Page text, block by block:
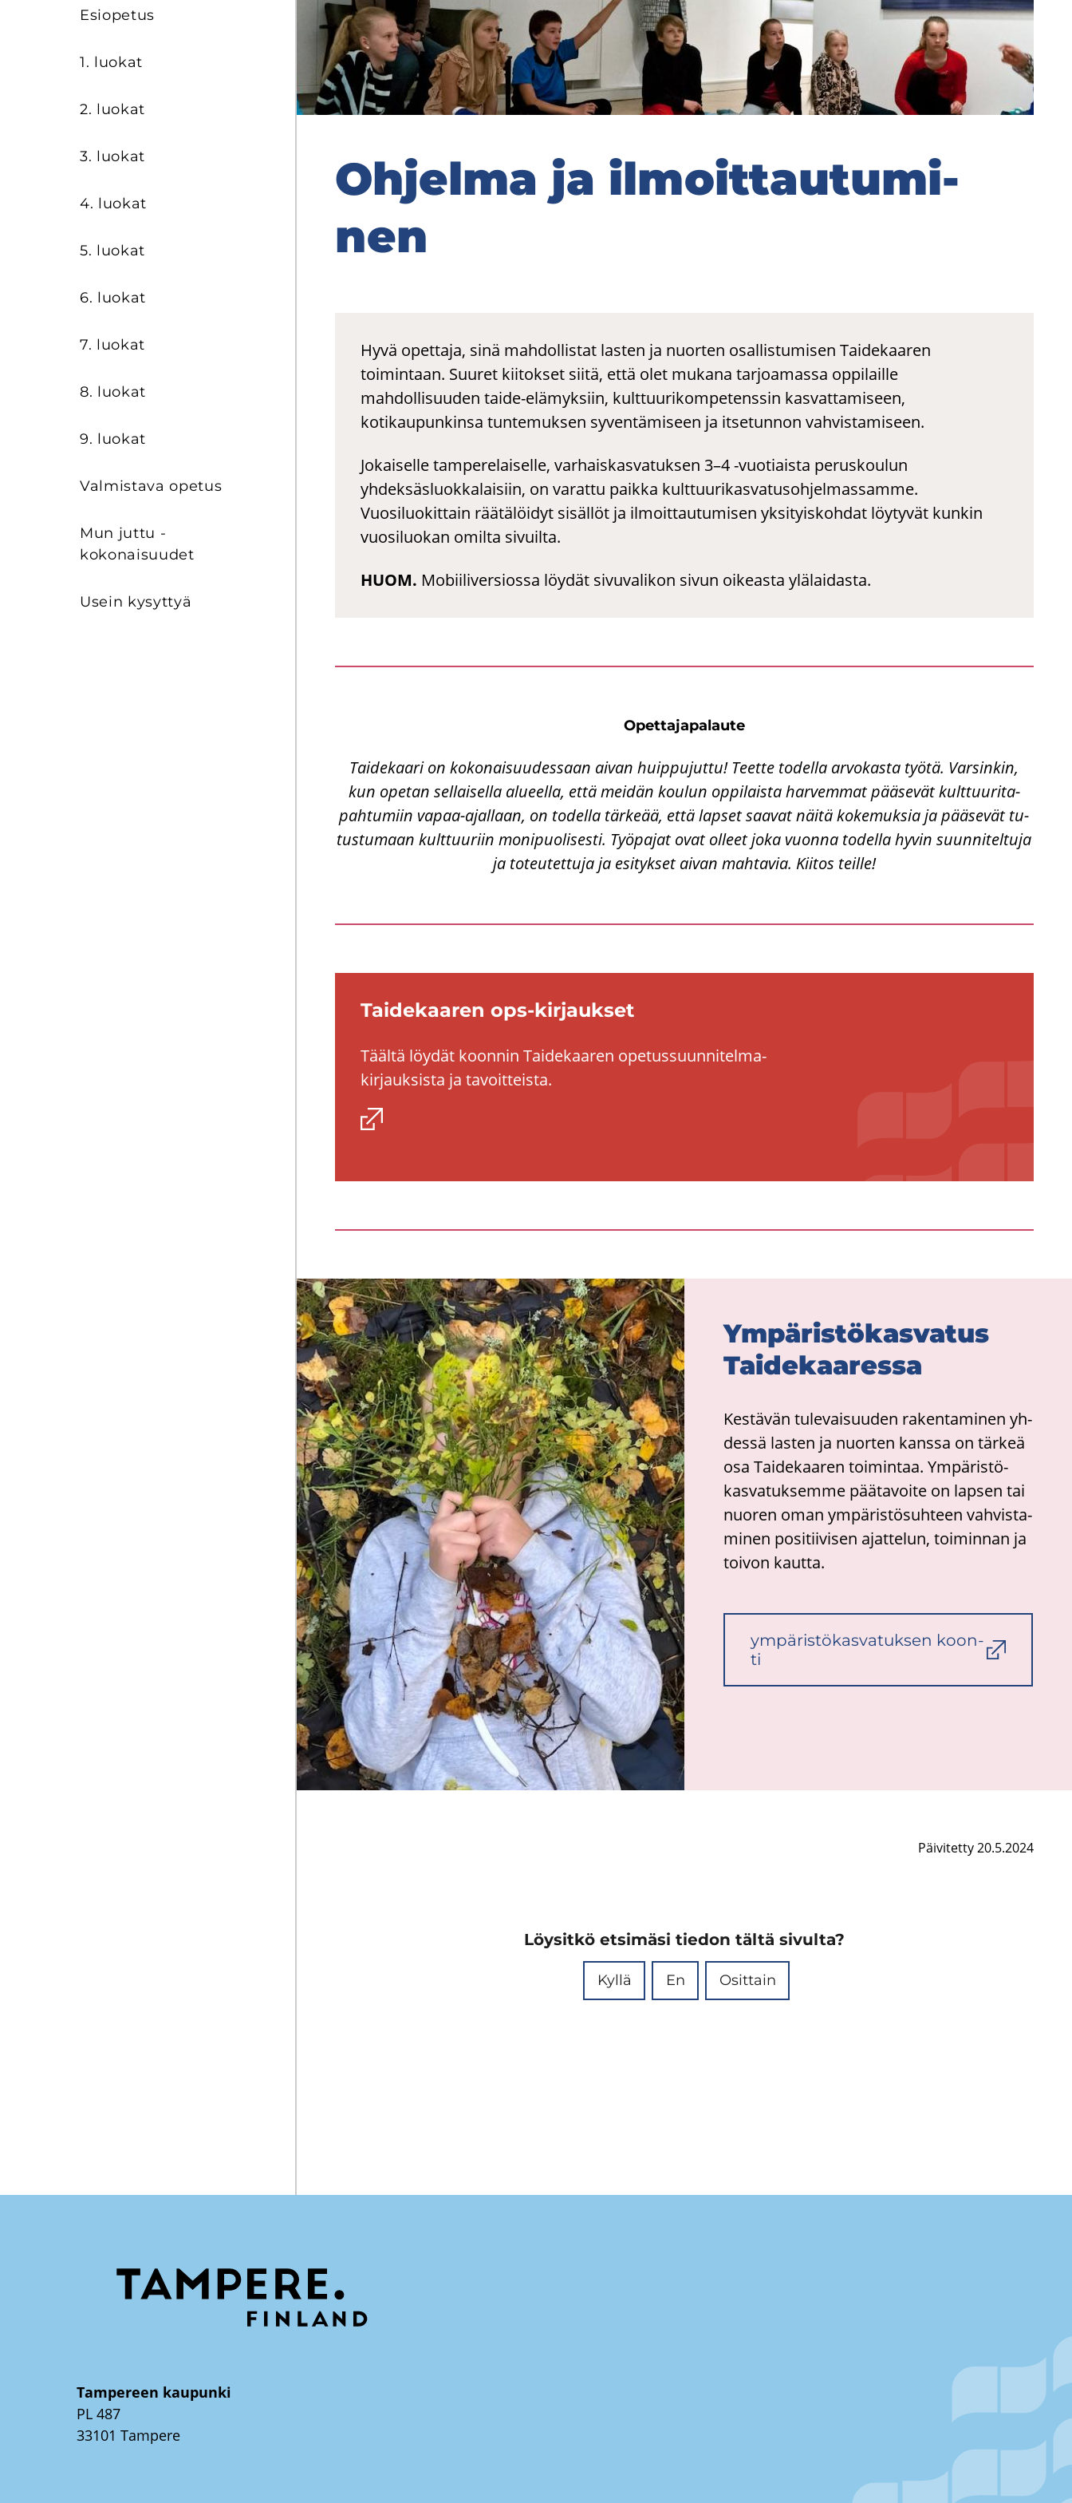
Esio­pe­tus
1. luo­kat
2. luo­kat
3. luo­kat
4. luo­kat
5. luo­kat
6. luo­kat
7. luo­kat
8. luo­kat
9. luo­kat
Val­mis­ta­va ope­tus
Mun juttu -​
kokonaisuudet
Usein ky­syt­tyä
Oh­jel­ma ja il­moit­tau­tu­mi­
nen
Hyvä opettaja, sinä mahdollistat lasten ja nuorten osallistumisen Taidekaaren
toimintaan. Suuret kiitokset siitä, että olet mukana tarjoamassa oppilaille
mahdollisuuden taide-elämyksiin, kulttuurikompetenssin kasvattamiseen,
kotikaupunkinsa tuntemuksen syventämiseen ja itsetunnon vahvistamiseen.
Jokaiselle tamperelaiselle, varhaiskasvatuksen 3–4 -vuotiaista peruskoulun
yhdeksäsluokkalaisiin, on varattu paikka kulttuurikasvatusohjelmassamme.
Vuosiluokittain räätälöidyt sisällöt ja ilmoittautumisen yksityiskohdat löytyvät kunkin
vuosiluokan omilta sivuilta.
HUOM. Mobiiliversiossa löydät sivuvalikon sivun oikeasta ylälaidasta.
Opet­ta­ja­pa­lau­te
Tai­de­kaa­ri on ko­ko­nai­suu­des­saan aivan huip­pu­jut­tu! Teet­te to­del­la ar­vo­kas­ta työtä. Var­sin­kin,
kun ope­tan sel­lai­sel­la alu­eel­la, että mei­dän kou­lun op­pi­lais­ta har­vem­mat pää­se­vät kult­tuu­ri­ta­
pah­tu­miin vapaa-​ajallaan, on to­del­la tär­ke­ää, että lap­set saa­vat näitä ko­ke­muk­sia ja pää­se­vät tu­
tus­tu­maan kult­tuu­riin mo­ni­puo­li­ses­ti. Työ­pa­jat ovat ol­leet joka vuon­na to­del­la hyvin suun­ni­tel­tu­ja
ja to­teu­tet­tu­ja ja esi­tyk­set aivan mah­ta­via. Kii­tos teil­le!
Tai­de­kaa­ren ops-​kirjaukset
Tääl­tä löy­dät koon­nin Tai­de­kaa­ren ope­tus­suun­ni­tel­ma­
kir­jauk­sis­ta ja ta­voit­teis­ta.
Ym­pä­ris­tö­kas­va­tus
Tai­de­kaa­res­sa
Kes­tä­vän tu­le­vai­suu­den ra­ken­ta­mi­nen yh­
des­sä las­ten ja nuor­ten kans­sa on tär­keä
osa Tai­de­kaa­ren toi­min­taa. Ym­pä­ris­tö­
kas­va­tuk­sem­me pää­ta­voi­te on lap­sen tai
nuo­ren oman ym­pä­ris­tö­suh­teen vah­vis­ta­
mi­nen po­si­tii­vi­sen ajat­te­lun, toi­min­nan ja
toi­von kaut­ta.
ympäristökasvatuk­sen koon­
ti
Päivitetty 20.5.2024
Löysitkö etsimäsi tiedon tältä sivulta?
Kyllä En Osittain
Tampereen kaupunki
PL 487
33101 Tampere